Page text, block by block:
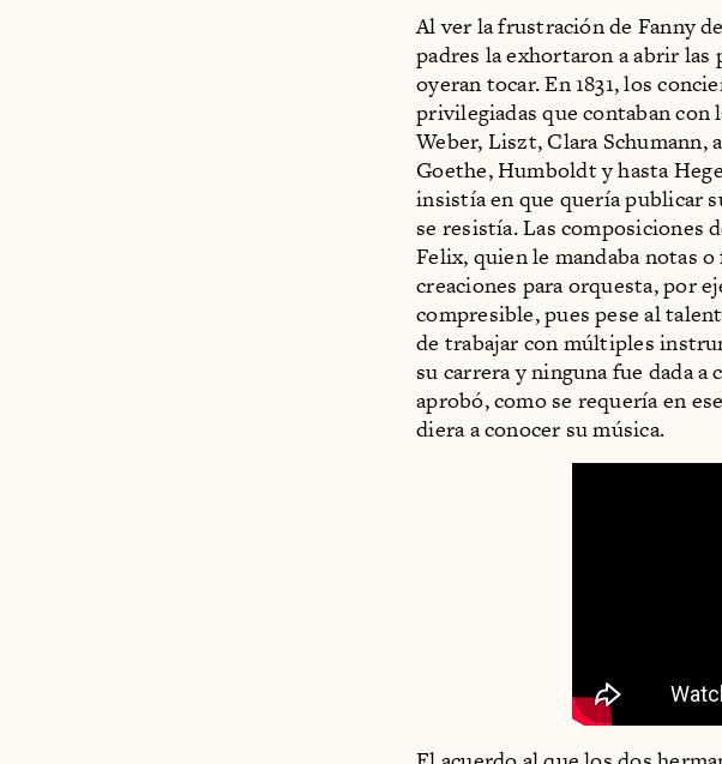
Al ver la frustración de Fanny
padres la exhortaron a abrir las
oyeran tocar. En 1831, los
privilegiadas que contaban con
Weber, Liszt, Clara Schumann,
Goethe, Humboldt y hasta
insistía en que quería publicar
se resistía. Las composiciones
Felix, quien le mandaba notas
creaciones para orquesta, por
compresible, pues pese al
de trabajar con múltiples
su carrera y ninguna fue dada
aprobó, como se requería en
diera a conocer su música.